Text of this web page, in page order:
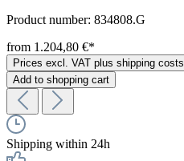
Product number: 834808.G
from 1.204,80 €*
Prices excl. VAT plus shipping costs
Add to shopping cart
Shipping within 24h